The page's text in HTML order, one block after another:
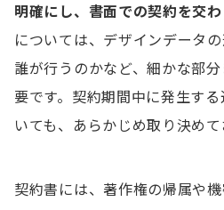
明確にし、書面での契約を交
については、デザインデータ
誰が行うのかなど、細かな部
要です。契約期間中に発生す
いても、あらかじめ取り決めて
契約書には、著作権の帰属や